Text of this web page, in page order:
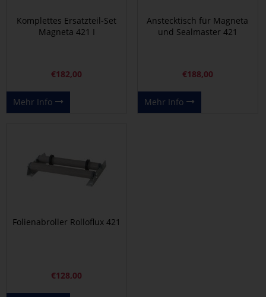
Komplettes Ersatzteil-Set
Magneta 421 I
€182,00
Mehr Info
Anstecktisch für Magneta
und Sealmaster 421
€188,00
Mehr Info
Folienabroller Rolloflux 421
€128,00